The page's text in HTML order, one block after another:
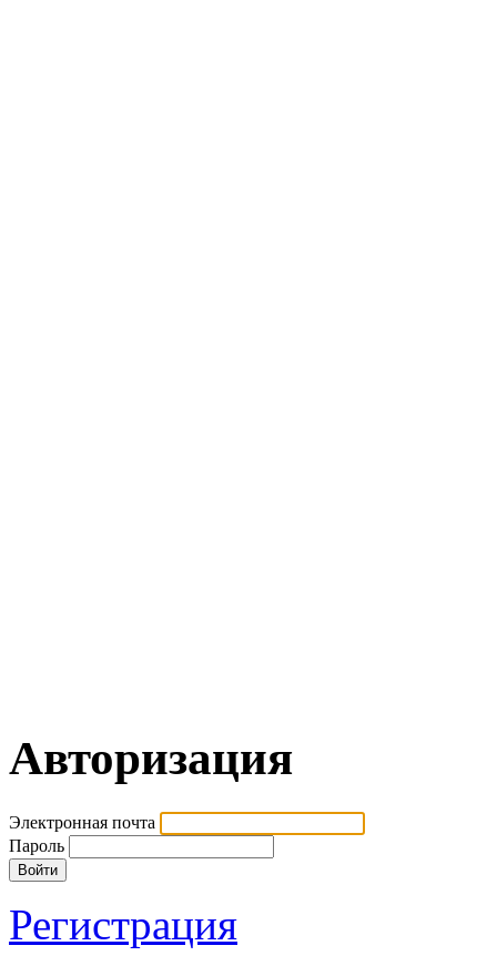
Авторизация
Электронная почта
Пароль
Регистрация